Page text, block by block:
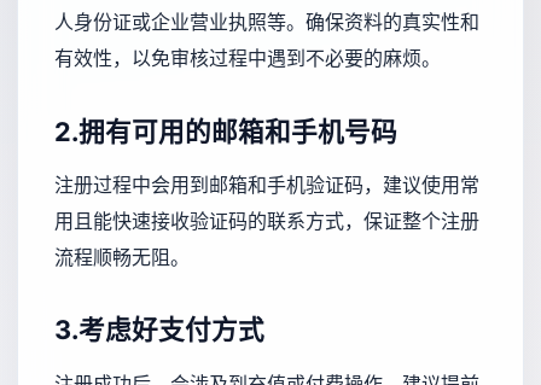
人身份证或企业营业执照等。确保资料的真实性和
有效性，以免审核过程中遇到不必要的麻烦。
2.拥有可用的邮箱和手机号码
注册过程中会用到邮箱和手机验证码，建议使用常
用且能快速接收验证码的联系方式，保证整个注册
流程顺畅无阻。
3.考虑好支付方式